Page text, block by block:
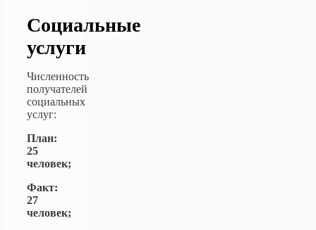
Социальные
услуги
Численность
получателей
социальных
услуг:
План:
25
человек;
Факт:
27
человек;